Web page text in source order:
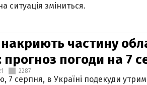
ситуація зміниться.
частину
прогноз погоди на 7
2287
7 серпня, в Україні подекуди